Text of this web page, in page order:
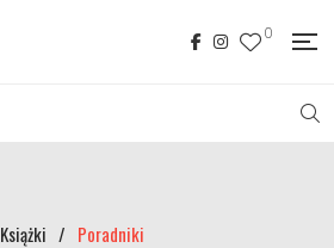
0
Książki / Poradniki